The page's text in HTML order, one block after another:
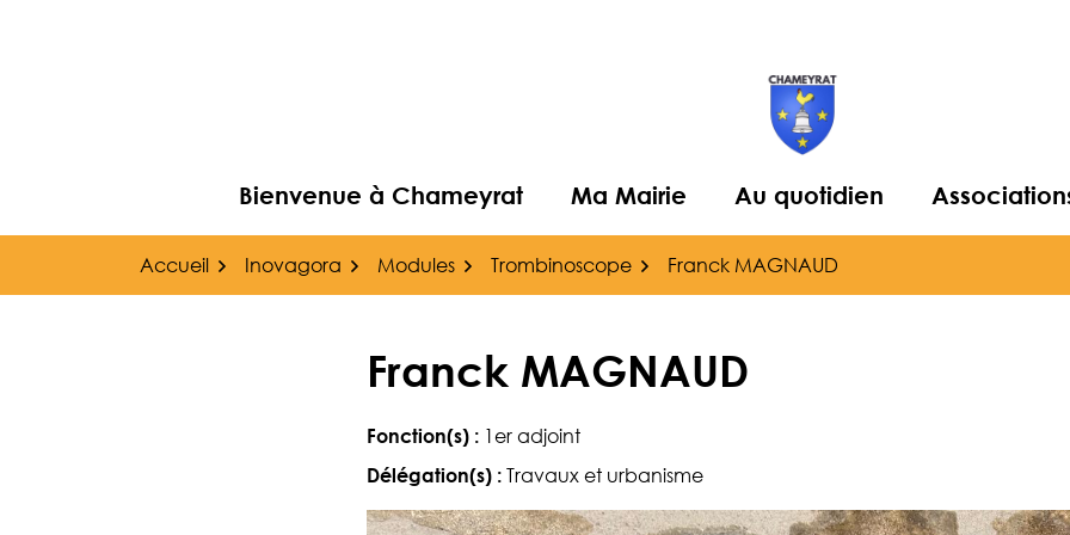
Bienvenue à Chameyrat Ma Mairie Au quotidien
Accueil Inovagora Modules Trombinoscope Franck MAGNAUD
Franck MAGNAUD
Fonction(s) : 1er adjoint
Délégation(s) : Travaux et urbanisme